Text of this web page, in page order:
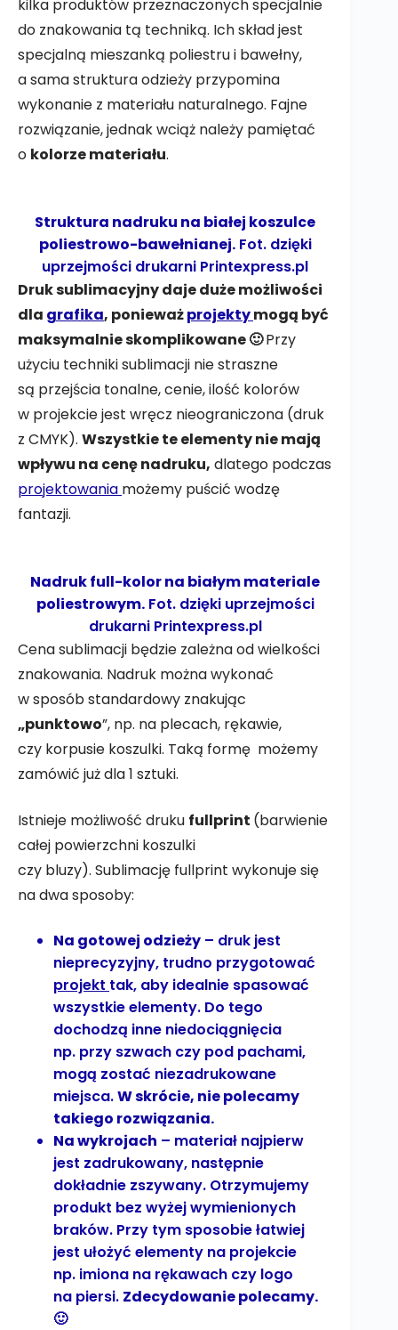
kilka produktów przeznaczonych specjalnie
do znakowania tą techniką. Ich skład jest
specjalną mieszanką poliestru i bawełny,
a sama struktura odzieży przypomina
wykonanie z materiału naturalnego. Fajne
rozwiązanie, jednak wciąż należy pamiętać
o kolorze materiału.
Struktura nadruku na białej koszulce
poliestrowo-bawełnianej.Fot. dzięki
uprzejmości drukarni Printexpress.pl
Druk sublimacyjny daje duże możliwości
dla grafika, ponieważprojektymogą być
maksymalnie skomplikowane 🙂Przy
użyciu techniki sublimacji nie straszne
są przejścia tonalne, cenie, ilość kolorów
w projekcie jest wręcz nieograniczona (druk
z CMYK). Wszystkie te elementy nie mają
wpływu na cenę nadruku, dlatego podczas
projektowania możemy puścić wodzę
fantazji.
Nadruk full-kolor na białym materiale
poliestrowym.Fot. dzięki uprzejmości
drukarni Printexpress.pl
Cena sublimacji będzie zależna od wielkości
znakowania. Nadruk można wykonać
w sposób standardowy znakując
„punktowo”, np. na plecach, rękawie,
czy korpusie koszulki. Taką formę możemy
zamówić już dla 1 sztuki.
Istnieje możliwość druku fullprint (barwienie
całej powierzchni koszulki
czy bluzy). Sublimację fullprint wykonuje się
na dwa sposoby:
Na gotowej odzieży – druk jest
nieprecyzyjny, trudno przygotować
projekt tak, aby idealnie spasować
wszystkie elementy. Do tego
dochodzą inne niedociągnięcia
np. przy szwach czy pod pachami,
mogą zostać niezadrukowane
miejsca.W skrócie, nie polecamy
takiego rozwiązania.
Na wykrojach – materiał najpierw
jest zadrukowany, następnie
dokładnie zszywany. Otrzymujemy
produkt bez wyżej wymienionych
braków. Przy tym sposobie łatwiej
jest ułożyć elementy na projekcie
np. imiona na rękawach czy logo
na piersi. Zdecydowanie polecamy.
🙂